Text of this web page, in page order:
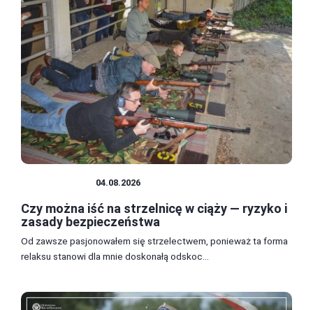
04.08.2026
Czy można iść na strzelnicę w ciąży — ryzyko i
zasady bezpieczeństwa
Od zawsze pasjonowałem się strzelectwem, ponieważ ta forma
relaksu stanowi dla mnie doskonałą odskoc...